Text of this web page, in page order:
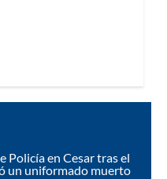
Policía en Cesar tras el
un uniformado muerto